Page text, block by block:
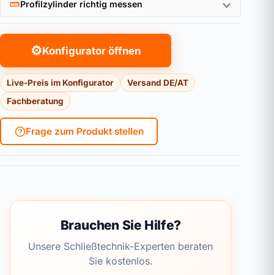
Profilzylinder richtig messen
⚙Konfigurator öffnen
Live-Preis im Konfigurator
Versand DE/AT
Fachberatung
Frage zum Produkt stellen
Brauchen Sie Hilfe?
Unsere Schließtechnik-Experten beraten
Sie kostenlos.